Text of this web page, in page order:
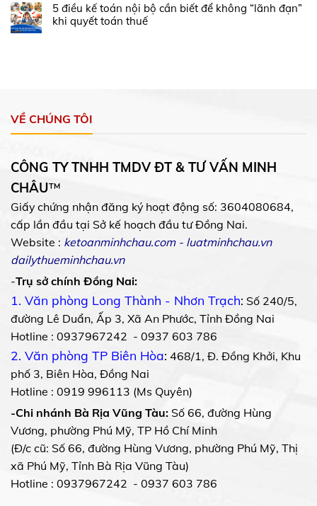
5 điều kế toán nội bộ cần biết để không “lãnh đạn”
khi quyết toán thuế
VỀ CHÚNG TÔI
CÔNG TY TNHH TMDV ĐT & TƯ VẤN MINH
CHÂU™
Giấy chứng nhận đăng ký hoạt động số: 3604080684,
cấp lần đầu tại Sở kế hoạch đầu tư Đồng Nai.
Website : ketoanminhchau.com- luatminhchau.vn
dailythueminhchau.vn
-Trụ sở chính Đồng Nai:
1. Văn phòng Long Thành - Nhơn Trạch: Số 240/5,
đường Lê Duẩn, Ấp 3, Xã An Phước, Tỉnh Đồng Nai
Hotline : 0937967242 - 0937 603 786
2. Văn phòng TP Biên Hòa: 468/1, Đ. Đồng Khởi, Khu
phố 3, Biên Hòa, Đồng Nai
Hotline : 0919 996113 (Ms Quyên)
-Chi nhánh Bà Rịa Vũng Tàu: Số 66, đường Hùng
Vương, phường Phú Mỹ, TP Hồ Chí Minh
(Đ/c cũ: Số 66, đường Hùng Vương, phường Phú Mỹ, Thị
xã Phú Mỹ, Tỉnh Bà Rịa Vũng Tàu)
Hotline : 0937967242 - 0937 603 786